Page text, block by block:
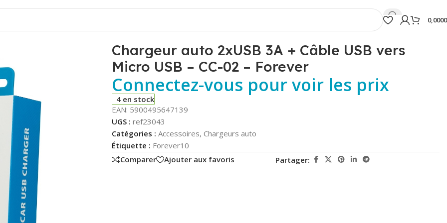
Câble USB vers Micro USB – CC-02 – Forever
Chargeur auto 2xUSB 3A + Câble USB vers
Micro USB – CC-02 – Forever
Connectez-vous pour voir les prix
4 en stock
EAN: 5900495647139
UGS : ref23043
Catégories : Accessoires, Chargeurs auto
Étiquette : Forever10
Comparer
Ajouter aux favoris Partager: